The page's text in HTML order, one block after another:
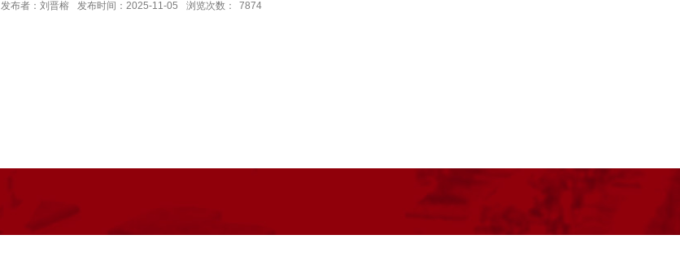
发布者：刘晋榕 发布时间：2025-11-05 浏览次数： 7874